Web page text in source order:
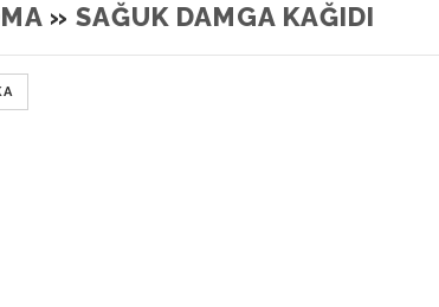
» SAĞUK DAMGA KAĞIDI